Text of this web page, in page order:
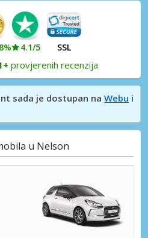
4.1/5 SSL
provjerenih recenzija
sada je dostupan na Webu i
u Nelson